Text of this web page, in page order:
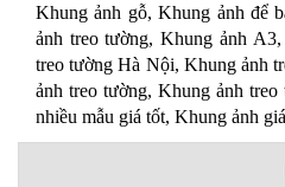
Khung ảnh gỗ, Khung ảnh để
ảnh treo tường, Khung ảnh
treo tường Hà Nội, Khung ảnh
ảnh treo tường, Khung ảnh
nhiều mẫu giá tốt, Khung ảnh